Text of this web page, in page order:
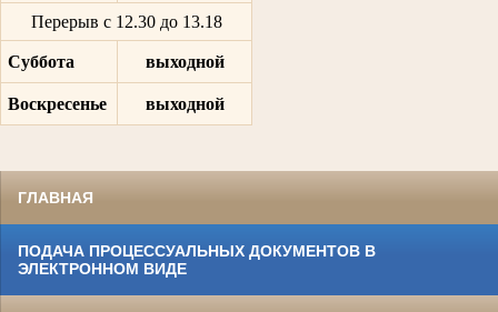
Перерыв с 12.30 до 13.18
Суббота выходной
Воскресенье выходной
ГЛАВНАЯ
ПОДАЧА ПРОЦЕССУАЛЬНЫХ ДОКУМЕНТОВ В
ЭЛЕКТРОННОМ ВИДЕ